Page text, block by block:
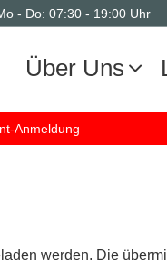
- Do: 07:30 - 19:00 Uhr
Über Uns
Anmeldung
werden. Die